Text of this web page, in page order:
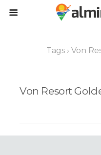
Tags › Von
Von Resort